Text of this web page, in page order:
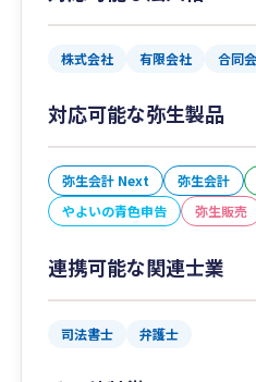
株式会社 有限会社 合同
対応可能な弥生製品
弥生会計 Next 弥生会計
やよいの青色申告
弥生販売
連携可能な関連士業
司法書士 弁護士